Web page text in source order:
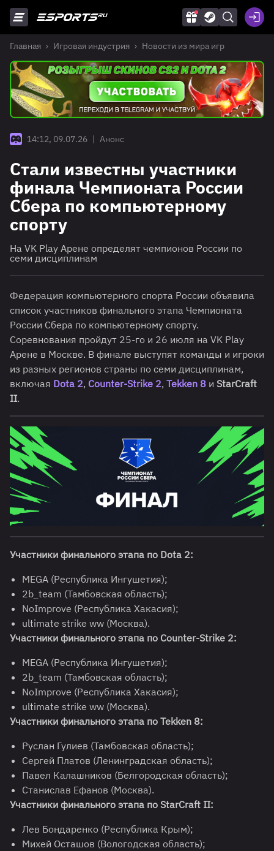
Главная Игровая индустрия Новости из мира игр
14:12, 09.07.26 | Анонс
Стали известны участники
финала Чемпионата России
Сбера по компьютерному
спорту
На VK Play Арене определят чемпионов России по
семи дисциплинам
Федерация компьютерного спорта России объявила
список участников финального этапа Чемпионата
России Сбера по компьютерному спорту.
Соревнования пройдут 25-го и 26 июля на VK Play
Арене в Москве. В финале выступят команды и игроки
из разных регионов страны по семи дисциплинам,
включая Dota 2, Counter-Strike 2, Tekken 8 и StarCraft
II.
Участники финального этапа по Dota 2:
MEGA (Республика Ингушетия);
2b_team (Тамбовская область);
NoImprove (Республика Хакасия);
ultimate strike ww (Москва).
Участники финального этапа по Counter-Strike 2:
MEGA (Республика Ингушетия);
2b_team (Тамбовская область);
NoImprove (Республика Хакасия);
ultimate strike ww (Москва).
Участники финального этапа по Tekken 8:
Руслан Гулиев (Тамбовская область);
Сергей Платов (Ленинградская область);
Павел Калашников (Белгородская область);
Станислав Ефанов (Москва).
Участники финального этапа по StarCraft II:
Лев Бондаренко (Республика Крым);
Михей Осташов (Вологодская область);